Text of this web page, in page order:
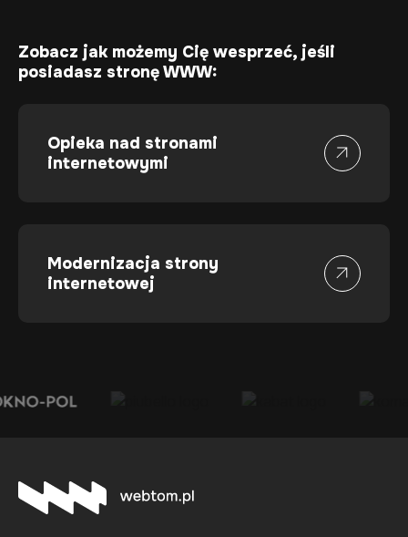
Zobacz jak możemy Cię wesprzeć, jeśli
posiadasz stronę WWW:
Opieka nad stronami
internetowymi
Modernizacja strony
internetowej